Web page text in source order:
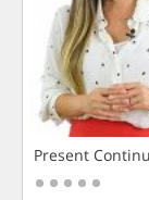
Present